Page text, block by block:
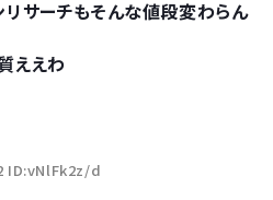
サーチもそんな値段変わらん
ええわ
ID:vNlFk2z/d